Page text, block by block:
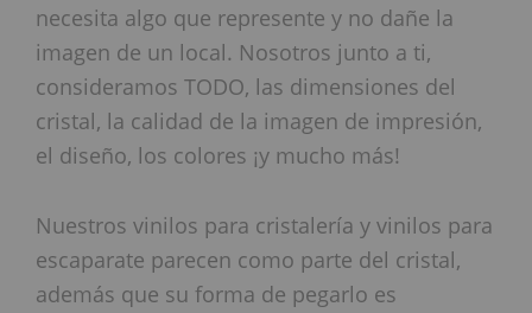
necesita algo que represente y no dañe la
imagen de un local. Nosotros junto a ti,
consideramos TODO, las dimensiones del
cristal, la calidad de la imagen de impresión,
el diseño, los colores ¡y mucho más!
Nuestros vinilos para cristalería y vinilos para
escaparate parecen como parte del cristal,
además que su forma de pegarlo es